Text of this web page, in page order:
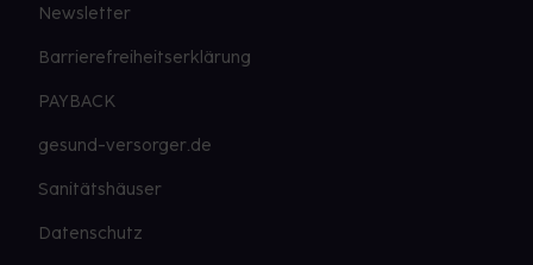
Newsletter
Barrierefreiheitserklärung
PAYBACK
gesund-versorger.de
Sanitätshäuser
Datenschutz